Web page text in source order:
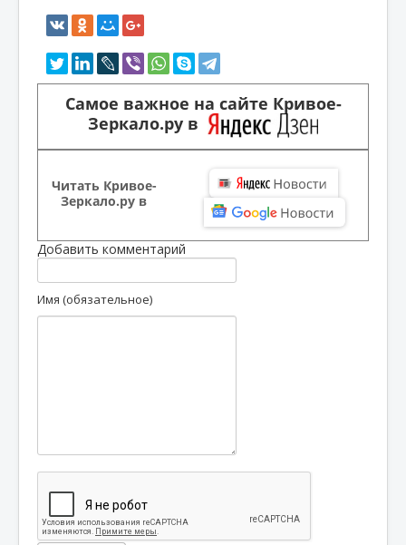
Самое важное на сайте Кривое-
Зеркало.ру в
Читать Кривое-
Зеркало.ру в
Добавить комментарий
Имя (обязательное)